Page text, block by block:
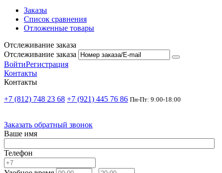
Заказы
Список сравнения
Отложенные товары
Отслеживание заказа
Отслеживание заказа
ВойтиРегистрация
Контакты
Контакты
+7 (812) 748 23 68 +7 (921) 445 76 86 Пн-Пт: 9:00-18:00
Заказать обратный звонок
Ваше имя
Телефон